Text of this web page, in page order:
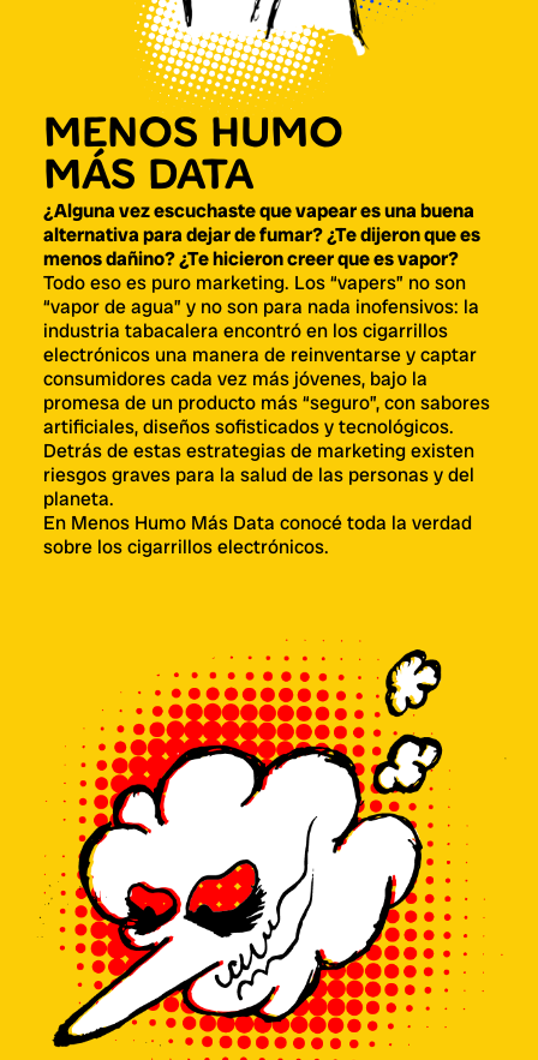
MENOS HUMO
MÁS DATA
¿Alguna vez escuchaste que vapear es una buena
alternativa para dejar de fumar? ¿Te dijeron que es
menos dañino? ¿Te hicieron creer que es vapor?
Todo eso es puro marketing. Los “vapers” no son
“vapor de agua” y no son para nada inofensivos: la
industria tabacalera encontró en los cigarrillos
electrónicos una manera de reinventarse y captar
consumidores cada vez más jóvenes, bajo la
promesa de un producto más “seguro”, con sabores
artificiales, diseños sofisticados y tecnológicos.
Detrás de estas estrategias de marketing existen
riesgos graves para la salud de las personas y del
planeta.
En Menos Humo Más Data conocé toda la verdad
sobre los cigarrillos electrónicos.